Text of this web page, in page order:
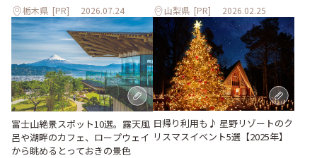
栃木県 [PR] 2026.07.24 山梨県 [PR] 2026.02.25
富士山絶景スポット10選。露天風
呂や湖畔のカフェ、ロープウェイ
から眺めるとっておきの景色
日帰り利用も♪ 星野リゾートのク
リスマスイベント5選【2025年】